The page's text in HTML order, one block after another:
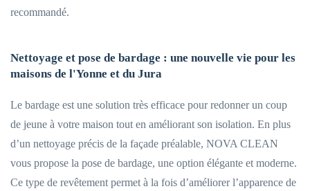
recommandé.
Nettoyage et pose de bardage : une nouvelle vie pour les
maisons de l'Yonne et du Jura
Le bardage est une solution très efficace pour redonner un coup
de jeune à votre maison tout en améliorant son isolation. En plus
d’un nettoyage précis de la façade préalable, NOVA CLEAN
vous propose la pose de bardage, une option élégante et moderne.
Ce type de revêtement permet à la fois d’améliorer l’apparence de